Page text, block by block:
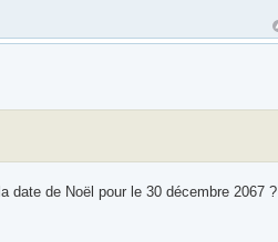
date de Noël pour le 30 décembre 2067 ?